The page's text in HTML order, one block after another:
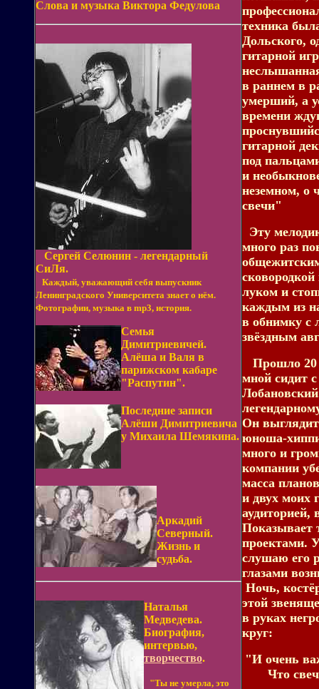
Слова и музыка Виктора Федулова
Сергей Селюнин - легендарный
СиЛя.
Каждый, уважающий себя выпускник
Ленинградского Университета знает о нём.
Фотографии, музыка в mp3, история.
Семья
Димитриевичей.
Алёша и Валя в
парижском кабаре
"Распутин".
Последние записи
Алёши Димитриевича
у Михаила Шемякина.
Аркадий
Северный.
Жизнь и
судьба.
Наталья
Медведева.
Биография,
интервью,
творчество.
"Ты не умерла, это
техника
Дольского,
гитарной
в раннем в
умерший, а
времени
гитарной
под
и
неземном, о
свечи"
Эту
много раз
луком и
каждым из
в обнимку с
звёздным
Прошло 20
мной сидит
Он
юноша-
много и
компании
масса
и двух моих
аудиторией,
Показывает
проектами.
слушаю его
глазами
Ночь,
этой
в руках
круг:
"И очень
Что